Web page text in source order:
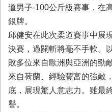
業
務/
資
訊
服
務
消
防
宣
道男子-100公斤級賽事，在
銀牌。
邱健安在此次柔道賽事中展
決賽，過關斬將毫不手軟。
敗多位來自歐洲與亞洲的勁
來自荷蘭、經驗豐富的強敵
底，展現驚人意志力。雖最
譽。